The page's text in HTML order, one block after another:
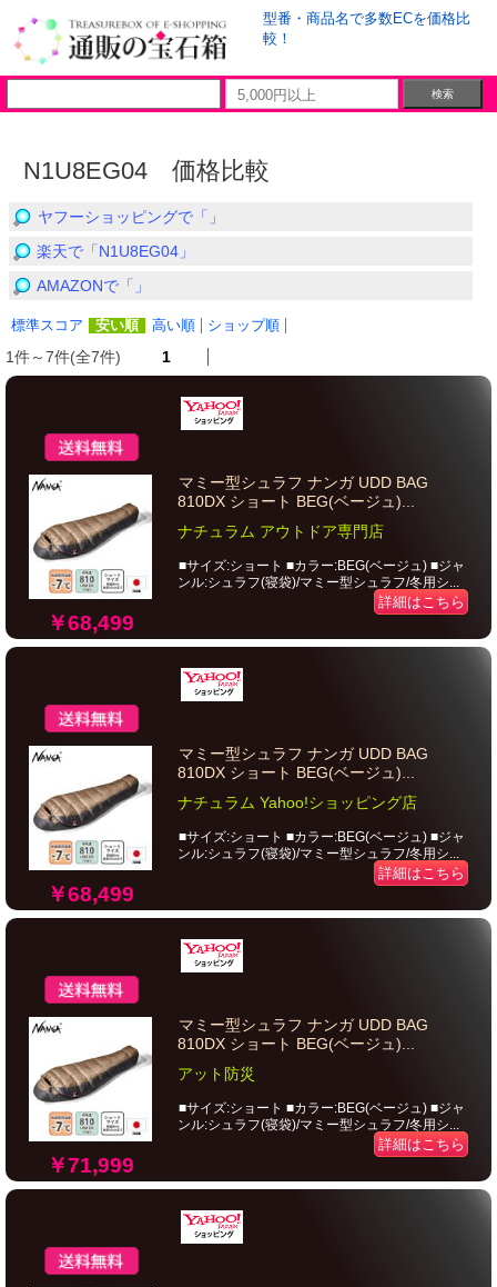
型番・商品名で多数ECを価格比
較！
N1U8EG04 価格比較
ヤフーショッピングで「」
楽天で「N1U8EG04」
AMAZONで「」
標準スコア 安い順 高い順 ショップ順
1件～7件(全7件) 1
￥68,499
マミー型シュラフ ナンガ UDD BAG
810DX ショート BEG(ベージュ)...
ナチュラム アウトドア専門店
■サイズ:ショート ■カラー:BEG(ベージュ) ■ジャ
ンル:シュラフ(寝袋)/マミー型シュラフ/冬用シ...
詳細はこちら
￥68,499
マミー型シュラフ ナンガ UDD BAG
810DX ショート BEG(ベージュ)...
ナチュラム Yahoo!ショッピング店
■サイズ:ショート ■カラー:BEG(ベージュ) ■ジャ
ンル:シュラフ(寝袋)/マミー型シュラフ/冬用シ...
詳細はこちら
￥71,999
マミー型シュラフ ナンガ UDD BAG
810DX ショート BEG(ベージュ)...
アット防災
■サイズ:ショート ■カラー:BEG(ベージュ) ■ジャ
ンル:シュラフ(寝袋)/マミー型シュラフ/冬用シ...
詳細はこちら